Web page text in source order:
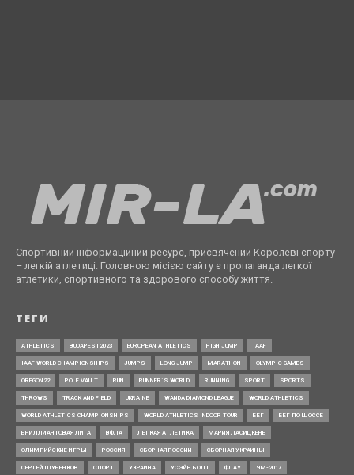
Спортивний інформаційний ресурс, присвячений Королеві спорту
– легкій атлетиці. Головною місією сайту є пропаганда легкої
атлетики, спортивного та здорового способу життя.
ТЕГИ
ATHLETICS BUDAPEST2023 EUROPEAN ATHLETICS HIGH JUMP IAAF
IAAF WORLD CHAMPIONSHIPS JUMPS LONG JUMP MARATHON OLYMPIC GAMES
OREGON22 POLE VAULT RUN RUNNER’S WORLD RUNNING SPORT SPORTS
THROWS TRACK AND FIELD UKRAINE WANDA DIAMOND LEAGUE WORLD ATHLETICS
WORLD ATHLETICS CHAMPIONSHIPS WORLD ATHLETICS INDOOR TOUR БЕГ БЕГ ПО ШОССЕ
БРИЛЛИАНТОВАЯ ЛИГА ВФЛА ЛЕГКАЯ АТЛЕТИКА МАРИЯ ЛАСИЦКЕНЕ
ОЛИМПИЙСКИЕ ИГРЫ РОССИЯ СБОРНАЯ РОССИИ СБОРНАЯ УКРАИНЫ
СЕРГЕЙ ШУБЕНКОВ СПОРТ УКРАИНА УСЭЙН БОЛТ ФЛАУ ЧМ-2017